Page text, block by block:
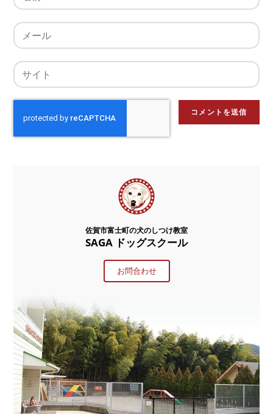
佐賀市富士町の犬のしつけ教室
SAGA ドッグスクール
お問合わせ